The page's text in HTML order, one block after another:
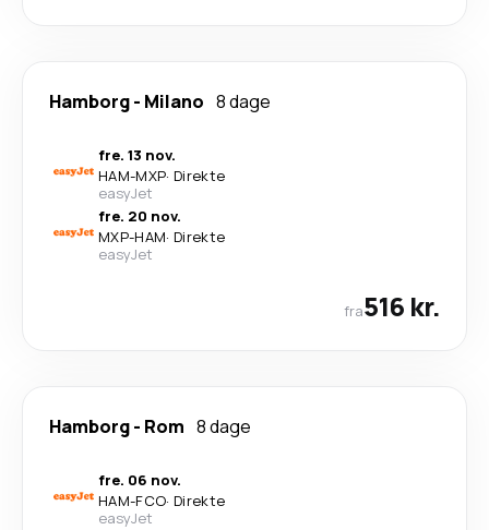
Hamborg- Milano 8 dage
fre. 13 nov.
HAM-MXP· Direkte
easyJet
fre. 20 nov.
MXP-HAM· Direkte
easyJet
fra516 kr.
Hamborg- Rom 8 dage
fre. 06 nov.
HAM-FCO· Direkte
easyJet